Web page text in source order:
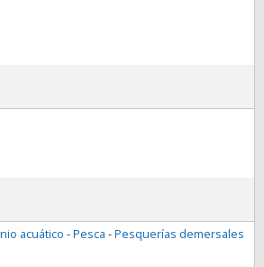
acuático -Pesca -Pesquerías demersales